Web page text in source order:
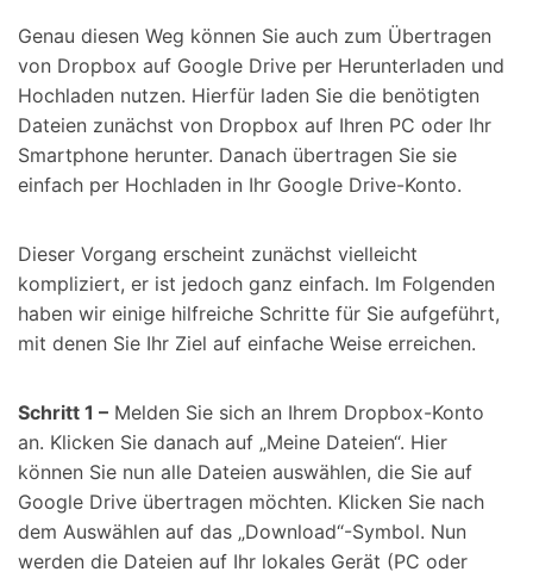
Genau diesen Weg können Sie auch zum Übertragen
von Dropbox auf Google Drive per Herunterladen und
Hochladen nutzen. Hierfür laden Sie die benötigten
Dateien zunächst von Dropbox auf Ihren PC oder Ihr
Smartphone herunter. Danach übertragen Sie sie
einfach per Hochladen in Ihr Google Drive-Konto.
Dieser Vorgang erscheint zunächst vielleicht
kompliziert, er ist jedoch ganz einfach. Im Folgenden
haben wir einige hilfreiche Schritte für Sie aufgeführt,
mit denen Sie Ihr Ziel auf einfache Weise erreichen.
Schritt 1 – Melden Sie sich an Ihrem Dropbox-Konto
an. Klicken Sie danach auf „Meine Dateien“. Hier
können Sie nun alle Dateien auswählen, die Sie auf
Google Drive übertragen möchten. Klicken Sie nach
dem Auswählen auf das „Download“-Symbol. Nun
werden die Dateien auf Ihr lokales Gerät (PC oder